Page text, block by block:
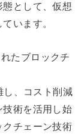
として、仮想
います。
たブロックチ
し、コスト削減
技術を活用し始
チェーン技術